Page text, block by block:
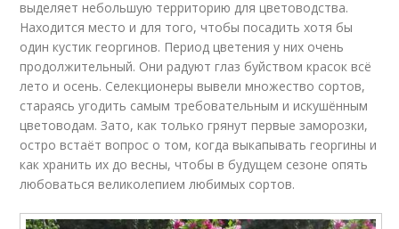
выделяет небольшую территорию для цветоводства.
Находится место и для того, чтобы посадить хотя бы
один кустик георгинов. Период цветения у них очень
продолжительный. Они радуют глаз буйством красок всё
лето и осень. Селекционеры вывели множество сортов,
стараясь угодить самым требовательным и искушённым
цветоводам. Зато, как только грянут первые заморозки,
остро встаёт вопрос о том, когда выкапывать георгины и
как хранить их до весны, чтобы в будущем сезоне опять
любоваться великолепием любимых сортов.